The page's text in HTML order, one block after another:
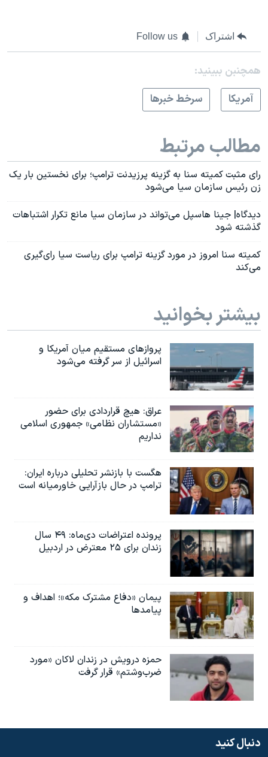
اشتراک Follow us
همچنبن ببینید:
آمريکا
سرخط خبرها
مطالب مرتبط
رای مثبت کمیته سنا به گزینه پرزیدنت ترامپ؛ برای نخستین بار یک
زن رئیس سازمان سیا می‌شود
دیدگاه| جینا هاسپل می‌تواند در سازمان سیا مانع تکرار اشتباهات
گذشته شود
کمیته سنا امروز در مورد گزینه ترامپ برای ریاست سیا رای‌گیری
می‌کند
بیشتر بخوانید
پروازهای مستقیم میان آمریکا و
اسرائیل از سر گرفته می‌شود
عراق: هیچ قراردادی برای حضور
«مستشاران نظامی» جمهوری اسلامی
نداریم
هگست با بازنشر تحلیلی درباره ایران:
ترامپ در حال بازآرایی خاورمیانه است
پرونده اعتراضات دی‌ماه: ۴۹ سال
زندان برای ۲۵ معترض در اردبیل
پیمان «دفاع مشترک مکه»؛ اهداف و
پیامدها
حمزه درویش در زندان لاکان «مورد
ضرب‌وشتم» قرار گرفت
دنبال کنید